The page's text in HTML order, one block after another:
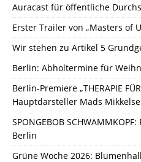
Auracast für öffentliche
Erster Trailer von „Masters of
Wir stehen zu Artikel 5
Berlin: Abholtermine für
Berlin-Premiere „THERAPIE
Hauptdarsteller Mads
SPONGEBOB
Berlin
Grüne Woche 2026: